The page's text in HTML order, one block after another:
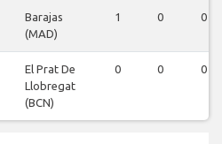
Barajas
(MAD)
1 0 0
El Prat De
Llobregat
(BCN)
0 0 0